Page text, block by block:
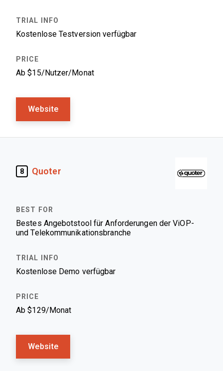
Kostenlose Testversion verfügbar
Ab $15/Nutzer/Monat
Website
8 Quoter
Bestes Angebotstool für Anforderungen der ViOP-
und Telekommunikationsbranche
Kostenlose Demo verfügbar
Ab $129/Monat
Website